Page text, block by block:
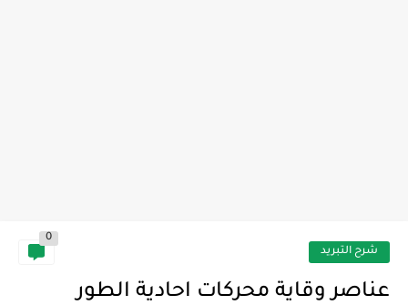
شرح التبريد
0
عناصر وقاية محركات احادية الطور